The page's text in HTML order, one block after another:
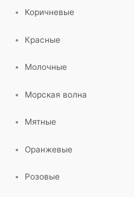
Коричневые
Красные
Молочные
Морская волна
Мятные
Оранжевые
Розовые